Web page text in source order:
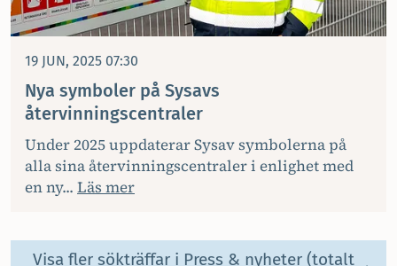
19 JUN, 2025 07:30
Nya symboler på Sysavs
återvinningscentraler
Under 2025 uppdaterar Sysav symbolerna på
alla sina återvinningscentraler i enlighet med
en ny... Läs mer
Visa fler sökträffar i Press & nyheter (totalt